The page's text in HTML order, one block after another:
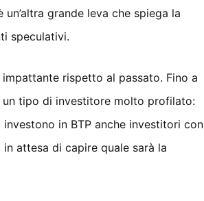
un’altra grande leva che spiega la
speculativi.
rispetto al passato. Fino a
un tipo di investitore molto profilato:
in BTP anche investitori con
attesa di capire quale sarà la